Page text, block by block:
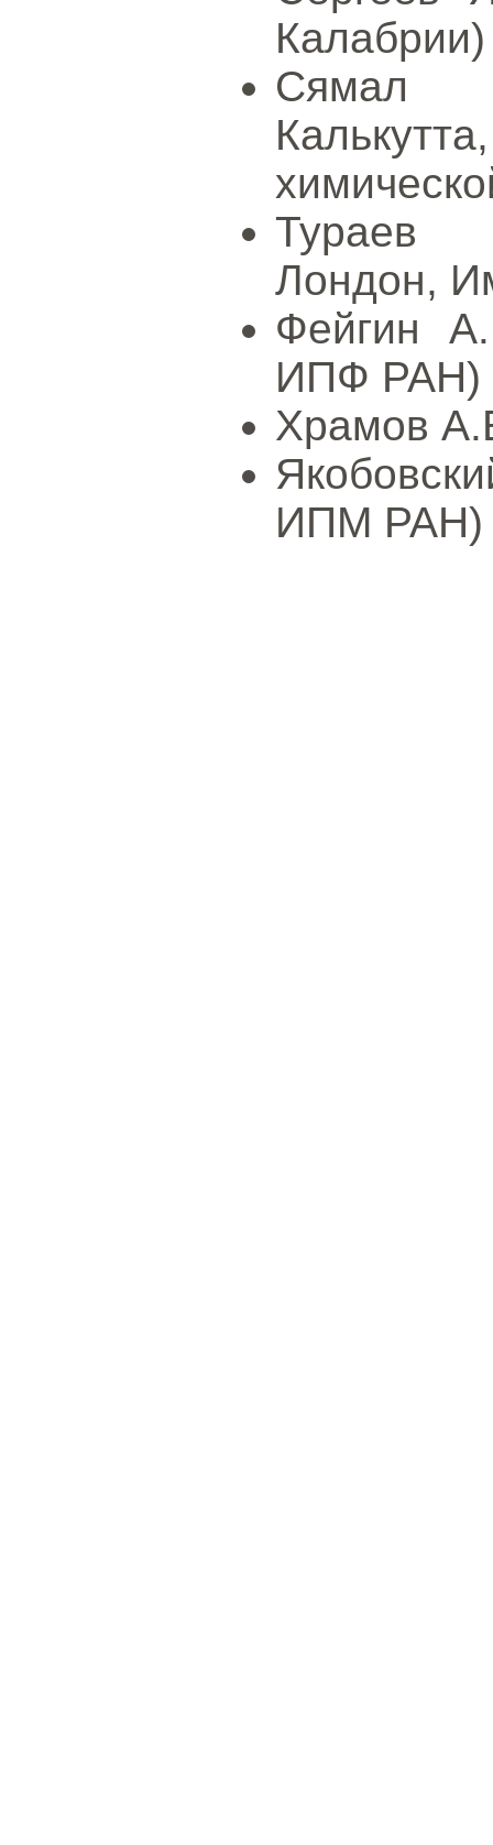
Калабрии)
Сямал
Тураев
Лондон,
Фейгин
ИПФ РАН)
Храмов
ИПМ РАН)